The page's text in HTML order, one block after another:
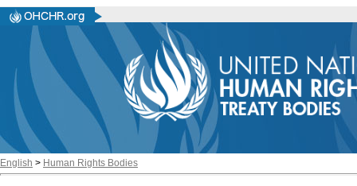
English > Human Rights Bodies